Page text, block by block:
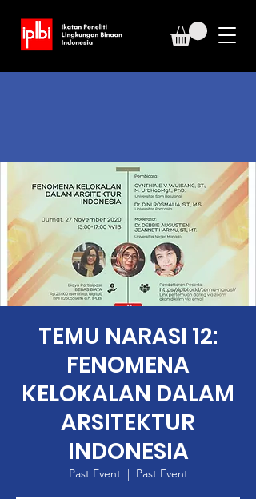
TEMU NARASI 12:
FENOMENA
KELOKALAN DALAM
ARSITEKTUR
INDONESIA
Past Event
  |
Past Event